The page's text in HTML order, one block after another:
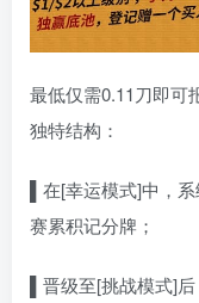
最低仅需0.11刀即可
独特结构：
在[幸运模式]中，
赛累积记分牌；
晋级至[挑战模式]